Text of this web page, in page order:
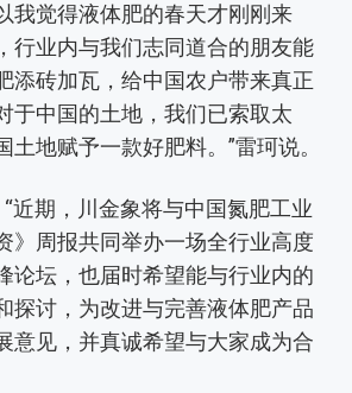
我觉得液体肥的春天才刚刚来
行业内与我们志同道合的朋友能
添砖加瓦，给中国农户带来真正
于中国的土地，我们已索取太
土地赋予一款好肥料。”雷珂说。
期，川金象将与中国氮肥工业
》周报共同举办一场全行业高度
论坛，也届时希望能与行业内的
探讨，为改进与完善液体肥产品
意见，并真诚希望与大家成为合